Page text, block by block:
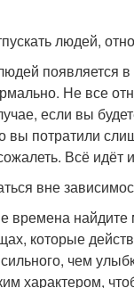
людей,
появляется
Не все
если вы
вы потратили
Всё идёт
вне
времена найдите
которые
чем
характером,